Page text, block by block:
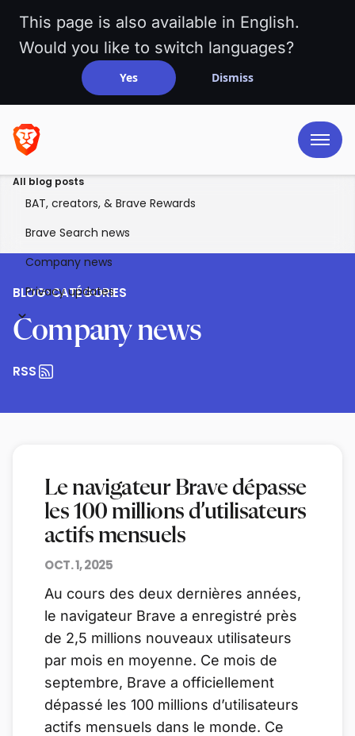
This page is also available in English.
Would you like to switch languages?
Yes Dismiss
All blog posts
BAT, creators, & Brave Rewards
Brave Search news
Company news
Privacy updates
BLOG>CATÉGORIES
Company news
RSS
Le navigateur Brave dépasse
les 100 millions d’utilisateurs
actifs mensuels
OCT. 1, 2025
Au cours des deux dernières années,
le navigateur Brave a enregistré près
de 2,5 millions nouveaux utilisateurs
par mois en moyenne. Ce mois de
septembre, Brave a officiellement
dépassé les 100 millions d’utilisateurs
actifs mensuels dans le monde. Ce